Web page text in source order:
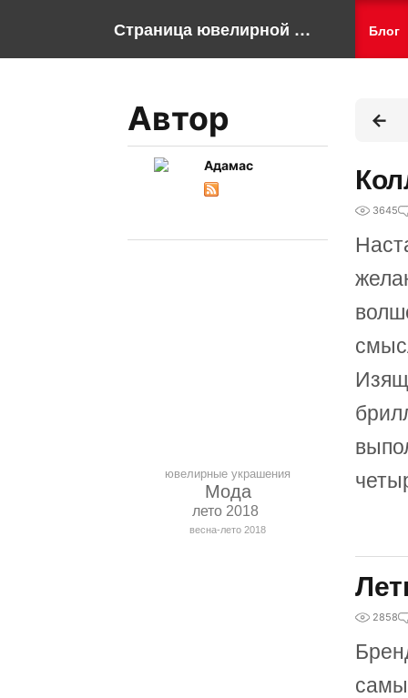
Страница ювелирной компании "Адамас" Блог
Автор
Адамас
Мода
лето 2018
ювелирные украшения
весна-лето 2018
3645
2858